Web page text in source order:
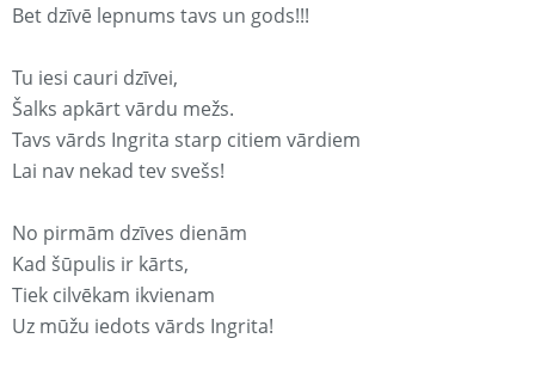
Bet dzīvē lepnums tavs un gods!!!
Tu iesi cauri dzīvei,
Šalks apkārt vārdu mežs.
Tavs vārds Ingrita starp citiem vārdiem
Lai nav nekad tev svešs!
No pirmām dzīves dienām
Kad šūpulis ir kārts,
Tiek cilvēkam ikvienam
Uz mūžu iedots vārds Ingrita!